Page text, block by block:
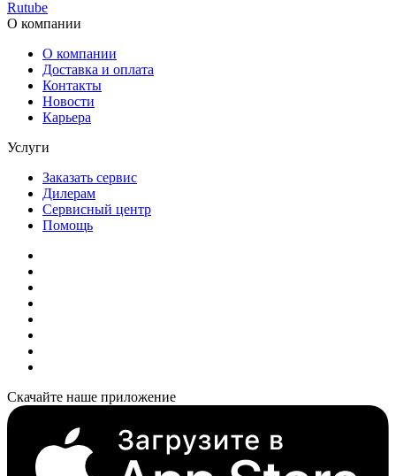
Rutube
О компании
О компании
Доставка и оплата
Контакты
Новости
Карьера
Услуги
Заказать сервис
Дилерам
Сервисный центр
Помощь
Скачайте наше приложение